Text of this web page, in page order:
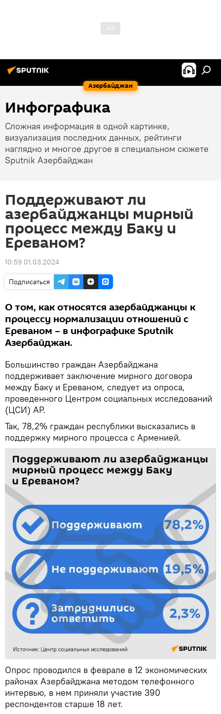
Азербайджан
Инфографика
Сложная информация в одной картинке,
визуализация последних данных, рейтинги
наглядно и многое другое в специальном сюжете
Sputnik Азербайджан
Поддерживают ли
азербайджанцы мирный
процесс между Баку и
Ереваном?
10:59 01.03.2024
Подписаться
О том, как относятся азербайджанцы к
процессу нормализации отношений с
Ереваном – в инфографике Sputnik
Азербайджан.
Большинство граждан Азербайджана
поддерживает заключение мирного договора
между Баку и Ереваном, следует из опроса,
проведенного Центром социальных исследований
(ЦСИ) АР.
Так, 78,2% граждан республики высказались в
поддержку мирного процесса c Арменией.
Опрос проводился в феврале в 12 экономических
районах Азербайджана методом телефонного
интервью, в нем приняли участие 390
респондентов старше 18 лет.